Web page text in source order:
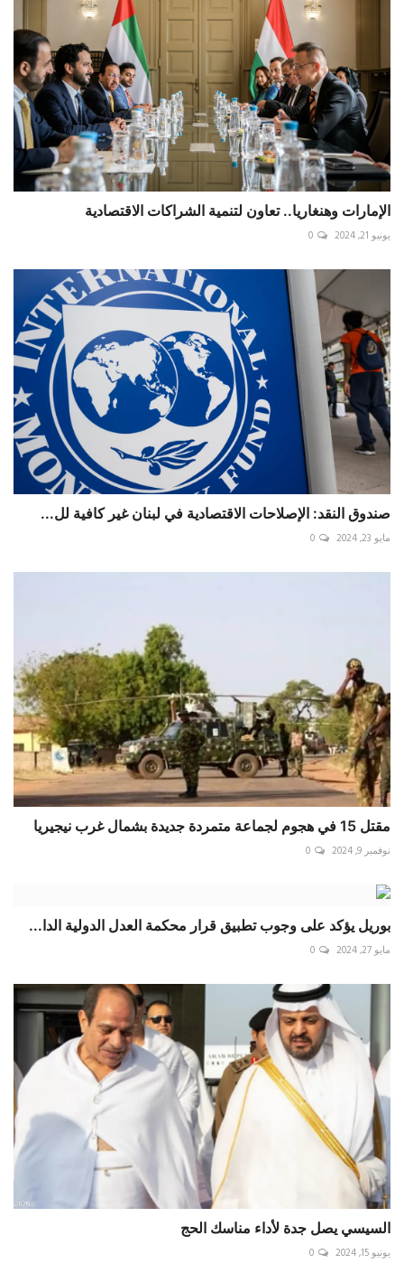
الإمارات وهنغاريا.. تعاون لتنمية الشراكات الاقتصادية
يونيو 21, 2024 0
صندوق النقد: الإصلاحات الاقتصادية في لبنان غير كافية لل...
مايو 23, 2024 0
مقتل 15 في هجوم لجماعة متمردة جديدة بشمال غرب نيجيريا
نوفمبر 9, 2024 0
بوريل يؤكد على وجوب تطبيق قرار محكمة العدل الدولية الدا...
مايو 27, 2024 0
السيسي يصل جدة لأداء مناسك الحج
يونيو 15, 2024 0